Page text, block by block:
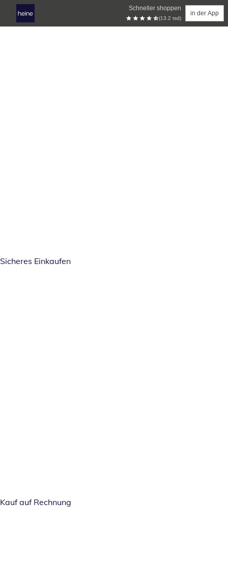
Schneller shoppen
(13.2 tsd)
in der App
Sicheres Einkaufen
Kauf auf Rechnung